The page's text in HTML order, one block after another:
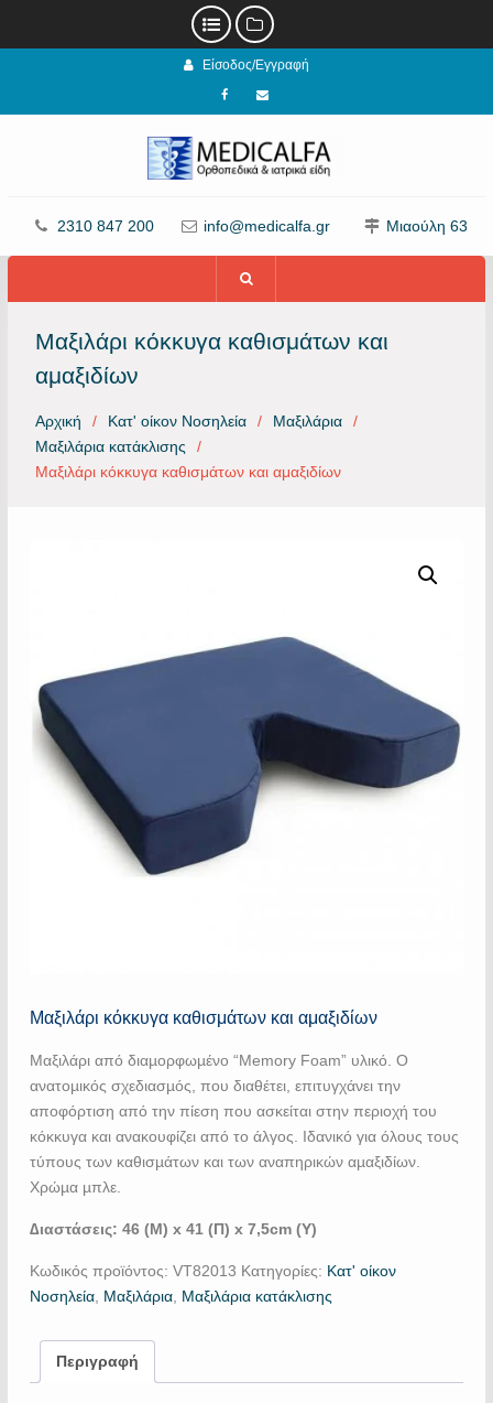
Είσοδος/Εγγραφή
Facebook
email
2310 847 200 info@medicalfa.gr Μιαούλη 63
Μαξιλάρι κόκκυγα καθισμάτων και
αμαξιδίων
Αρχική Κατ' οίκον Νοσηλεία
Μαξιλάρια
Μαξιλάρια κατάκλισης
Μαξιλάρι κόκκυγα καθισμάτων και αμαξιδίων
Μαξιλάρι κόκκυγα καθισμάτων και αμαξιδίων
Μαξιλάρι από διαµορφωµένο “Memory Foam” υλικό. Ο
ανατοµικός σχεδιασµός, που διαθέτει, επιτυγχάνει την
αποφόρτιση από την πίεση που ασκείται στην περιοχή του
κόκκυγα και ανακουφίζει από το άλγος. Ιδανικό για όλους τους
τύπους των καθισµάτων και των αναπηρικών αµαξιδίων.
Χρώµα µπλε.
∆ιαστάσεις: 46 (Μ) x 41 (Π) x 7,5cm (Υ)
Κωδικός προϊόντος: VT82013 Κατηγορίες: Κατ' οίκον
Νοσηλεία, Μαξιλάρια, Μαξιλάρια κατάκλισης
Περιγραφή